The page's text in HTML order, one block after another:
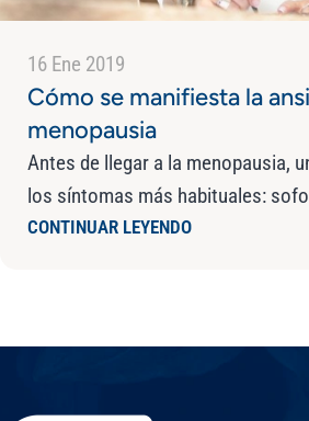
16 Ene 2019
Cómo se manifiesta la
menopausia
Antes de llegar a la menopausia,
los síntomas más habituales:
CONTINUAR LEYENDO